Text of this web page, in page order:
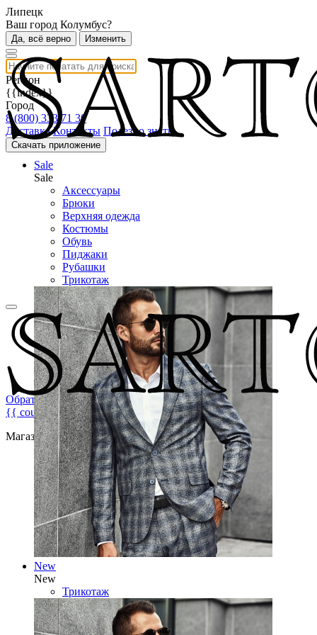
Липецк
Ваш город Колумбус?
Да, всё верно Изменить
Регион
{{index}}
Город
8 (800) 333 71 30
Доставка Контакты Полезно знать
Скачать приложение
Обратная связь
{{ count }}
Магазин брендовой мужской одежды
Sale
Sale
Аксессуары
Брюки
Верхняя одежда
Костюмы
Обувь
Пиджаки
Рубашки
Трикотаж
New
New
Трикотаж